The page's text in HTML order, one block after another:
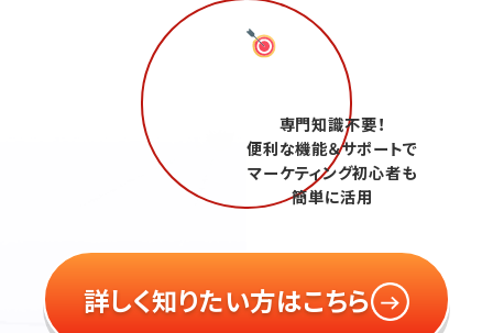
専門知識不要！
便利な機能＆サポートで
マーケティング初心者も
簡単に活用
詳しく知りたい方はこちら